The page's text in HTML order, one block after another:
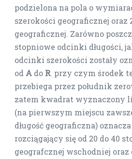
podzielona na pola o
szerokości geograficznej oraz
geograficznej. Zarówno
stopniowe odcinki długości,
odcinki szerokości zostały
od A do R. przy czym środek
przebiega przez południk
zatem kwadrat wyznaczony
(na pierwszym miejscu
długość geograficzna)
rozciągający się od 20 do 40
geografcznej wschodniej oraz